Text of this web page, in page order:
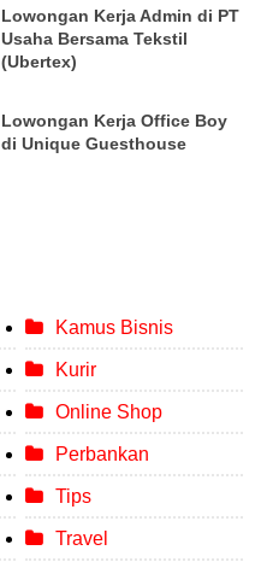
Lowongan Kerja Admin di PT
Usaha Bersama Tekstil
(Ubertex)
Lowongan Kerja Office Boy
di Unique Guesthouse
Kamus Bisnis
Kurir
Online Shop
Perbankan
Tips
Travel